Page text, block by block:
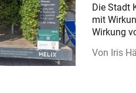
Die Stadt
mit
Wirkung
Iris